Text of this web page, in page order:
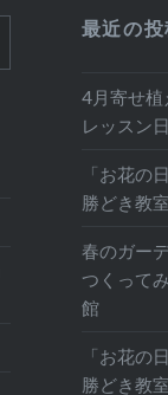
最近の投
4月寄せ
レッスン
「お花の
勝どき教
春のガー
つくって
館
「お花の
勝どき教